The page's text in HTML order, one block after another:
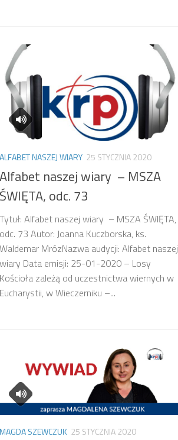
ALFABET NASZEJ WIARY 25 STYCZNIA 2020
Alfabet naszej wiary – MSZA
ŚWIĘTA, odc. 73
Tytuł: Alfabet naszej wiary – MSZA ŚWIĘTA,
odc. 73 Autor: Joanna Kuczborska, ks.
Waldemar MrózNazwa audycji: Alfabet naszej
wiary Data emisji: 25-01-2020 – Losy
Kościoła zależą od uczestnictwa wiernych w
Eucharystii, w Wieczerniku –...
MAGDA SZEWCZUK 25 STYCZNIA 2020